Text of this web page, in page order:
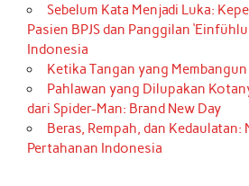
Sebelum Kata Menjadi Luka:
Pasien BPJS dan Panggilan
Indonesia
Ketika Tangan yang
Pahlawan yang Dilupakan
dari Spider-Man: Brand New Day
Beras, Rempah, dan Kedaulatan:
Pertahanan Indonesia